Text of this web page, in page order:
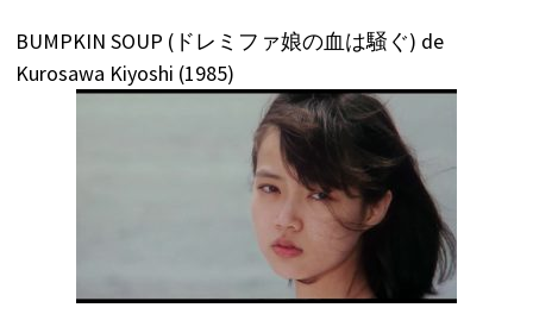
BUMPKIN SOUP (ドレミファ娘の血は騒ぐ) de
Kurosawa Kiyoshi (1985)